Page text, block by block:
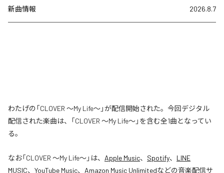
新曲情報 2026.8.7
わたげの「CLOVER ～My Life～」が配信開始された。今回デジタル
配信された楽曲は、「CLOVER ～My Life～」を含む全1曲となってい
る。
なお「CLOVER ～My Life～」は、 Apple Music、 Spotify、 LINE
MUSIC、 YouTube Music、 Amazon Music Unlimitedなどの音楽配信サ